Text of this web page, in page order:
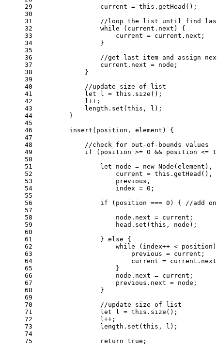
29
30
31
32
33
34
35
36
37
38
39
40
41
42
43
44
45
46
47
48
49
50
51
52
53
54
55
56
57
58
59
60
61
62
63
64
65
66
67
68
69
70
71
72
73
74
75
                current =
this . getHead ();
//loop the list until find
while (current. next ) {
                    current = current.
next ;
                }
//get last item and assign
                current.
next = node;
            }
//update size of list
let l = this . size ();
            l++;
            length.
set ( this , l);
        }
insert ( position, element ) {
//check for out-of-bounds values
if (position >= 0 && position <=
let node = new Node (element),
                    current =
this . getHead (),
                    previous,
                    index =
0 ;
if (position === 0 ) {
//add
                    node.
next = current;
                    head.
set ( this , node);
                }
else {
while (index++ <
                        previous = current;
                        current = current.
next
                    }
                    node.
next = current;
                    previous.
next = node;
                }
//update size of list
let l = this . size ();
                l++;
                length.
set ( this , l);
return true ;